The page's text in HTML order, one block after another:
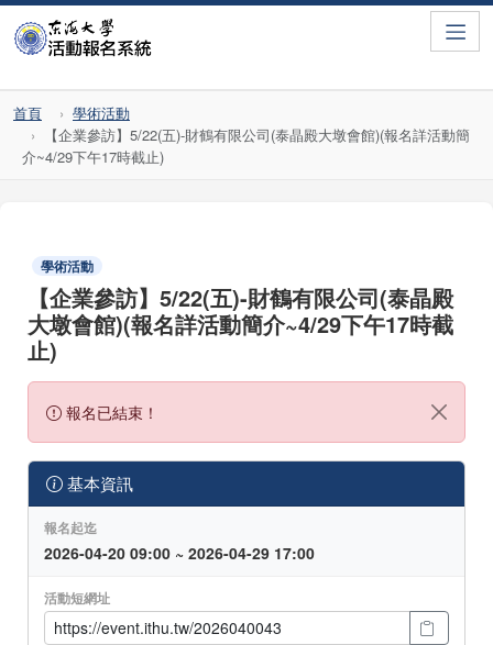
首頁
學術活動
【企業參訪】5/22(五)-財鶴有限公司(泰晶殿大墩會館)(報名詳活動簡
介~4/29下午17時截止)
學術活動
【企業參訪】5/22(五)-財鶴有限公司(泰晶殿
大墩會館)(報名詳活動簡介~4/29下午17時截
止)
報名已結束！
基本資訊
報名起迄
2026-04-20 09:00 ~ 2026-04-29 17:00
活動短網址